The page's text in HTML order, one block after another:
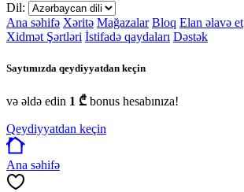
Dil:
Ana səhifə Xəritə Mağazalar Bloq Elan əlavə et
Xidmət Şərtləri İstifadə qaydaları Dəstək
Saytımızda qeydiyyatdan keçin
və əldə edin 1 ₾ bonus hesabınıza!
Qeydiyyatdan keçin
Ana səhifə